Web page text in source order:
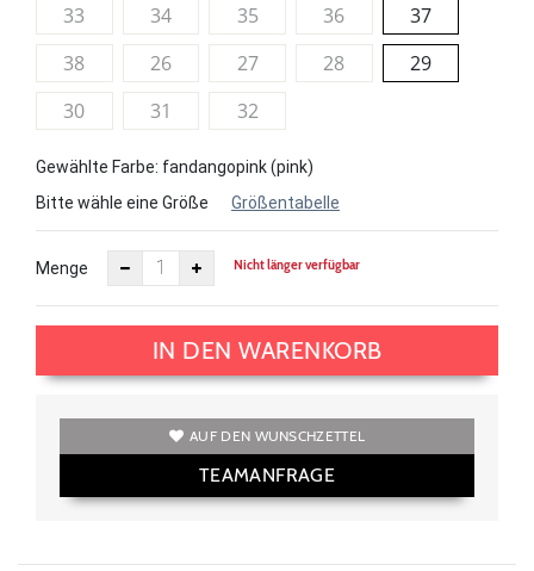
33 34 35 36
37
38
26 27 28
29
30
31 32
Gewählte Farbe: fandangopink (pink)
Bitte wähle eine Größe
Größentabelle
Menge Nicht länger verfügbar
IN DEN WARENKORB
AUF DEN WUNSCHZETTEL
TEAMANFRAGE